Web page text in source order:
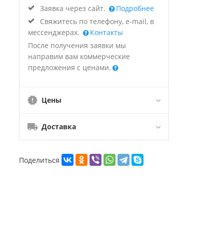
Заявка через сайт.
Подробнее
Свяжитесь по телефону, e-mail, в
мессенджерах.
Контакты
После получения заявки мы
направим вам коммерческие
предложения с ценами.
Цены
Доставка
Поделиться